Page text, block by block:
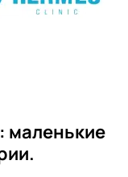
маленькие